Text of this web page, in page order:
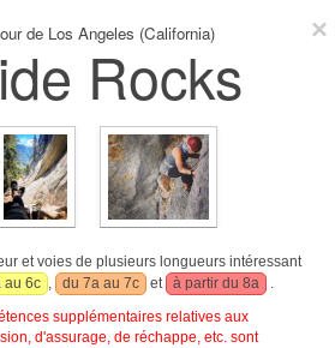
de Los Angeles (California)
Rocks
et voies de plusieurs longueurs intéressant
au 6c , du 7a au 7c et à partir du 8a
.
supplémentaires relatives aux
d'assurage, de réchappe, etc. sont